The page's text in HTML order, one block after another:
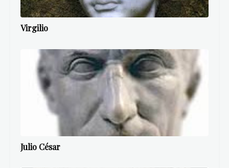
Virgilio
Julio César